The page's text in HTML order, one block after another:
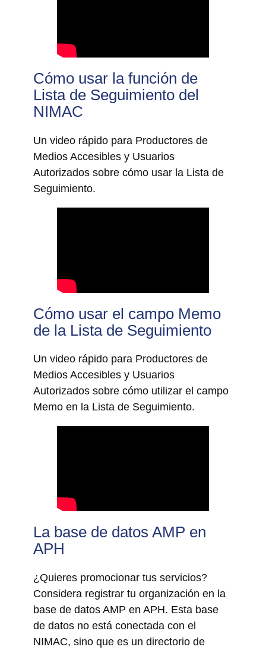
Cómo usar la función de
Lista de Seguimiento del
NIMAC
Un video rápido para Productores de
Medios Accesibles y Usuarios
Autorizados sobre cómo usar la Lista de
Seguimiento.
Cómo usar el campo Memo
de la Lista de Seguimiento
Un video rápido para Productores de
Medios Accesibles y Usuarios
Autorizados sobre cómo utilizar el campo
Memo en la Lista de Seguimiento.
La base de datos AMP en
APH
¿Quieres promocionar tus servicios?
Considera registrar tu organización en la
base de datos AMP en APH. Esta base
de datos no está conectada con el
NIMAC, sino que es un directorio de